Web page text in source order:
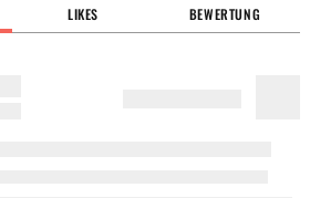
LIKES BEWERTUNG